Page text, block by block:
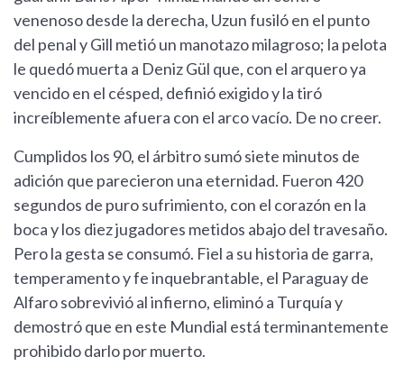
venenoso desde la derecha, Uzun fusiló en el punto
del penal y Gill metió un manotazo milagroso; la pelota
le quedó muerta a Deniz Gül que, con el arquero ya
vencido en el césped, definió exigido y la tiró
increíblemente afuera con el arco vacío. De no creer.
Cumplidos los 90, el árbitro sumó siete minutos de
adición que parecieron una eternidad. Fueron 420
segundos de puro sufrimiento, con el corazón en la
boca y los diez jugadores metidos abajo del travesaño.
Pero la gesta se consumó. Fiel a su historia de garra,
temperamento y fe inquebrantable, el Paraguay de
Alfaro sobrevivió al infierno, eliminó a Turquía y
demostró que en este Mundial está terminantemente
prohibido darlo por muerto.